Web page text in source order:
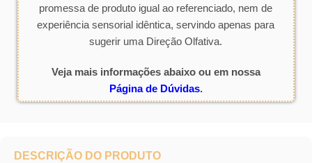
promessa de produto igual ao referenciado, nem de
experiência sensorial idêntica, servindo apenas para
sugerir uma Direção Olfativa.
Veja mais informações abaixo ou em nossa
Página de Dúvidas.
DESCRIÇÃO DO PRODUTO